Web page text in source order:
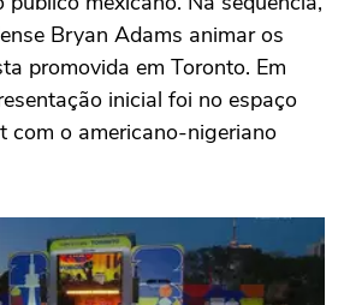
Bryan Adams animar os
promovida em Toronto. Em
inicial foi no espaço
com o americano-nigeriano